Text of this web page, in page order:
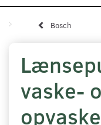
Bosch
vaske-